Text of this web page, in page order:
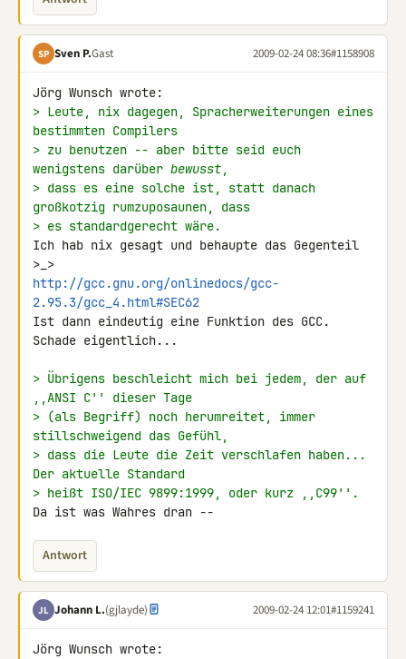
SP Sven P.Gast 2009-02-24 08:36#1158908
> Leute, nix dagegen, Spracherweiterungen eines
bestimmten Compilers
> zu benutzen -- aber bitte seid euch
wenigstens darüber bewusst,
> dass es eine solche ist, statt danach
großkotzig rumzuposaunen, dass
> es standardgerecht wäre.
Ich hab nix gesagt und behaupte das Gegenteil
http://gcc.gnu.org/onlinedocs/gcc-
2.95.3/gcc_4.html#SEC62
Ist dann eindeutig eine Funktion des GCC.
Schade eigentlich...
> Übrigens beschleicht mich bei jedem, der auf
,,ANSI C'' dieser Tage
> (als Begriff) noch herumreitet, immer
stillschweigend das Gefühl,
> dass die Leute die Zeit verschlafen haben...
Der aktuelle Standard
> heißt ISO/IEC 9899:1999, oder kurz ,,C99''.
Da ist was Wahres dran --
Antwort
JL Johann L.(gjlayde) 2009-02-24 12:01#1159241